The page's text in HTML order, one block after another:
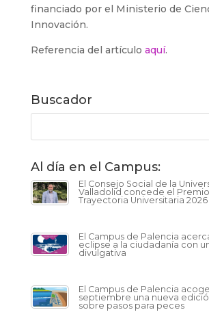
financiado por el Ministerio de
Innovación.
Referencia del artículo aquí.
Buscador
Al día en el Campus:
El Consejo Social de la
Valladolid concede el
Trayectoria Universitaria
El Campus de Palencia
eclipse a la ciudadanía con
divulgativa
El Campus de Palencia
septiembre una nueva
sobre pasos para peces